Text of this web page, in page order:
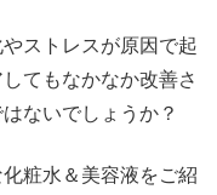
ストレスが原因で起
てもなかなか改善さ
ないでしょうか？
粧水＆美容液をご紹